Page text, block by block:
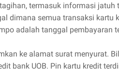
termasuk informasi jatuh
dimana semua transaksi kartu
adalah tanggal pembayaran
ke alamat surat menyurat.
bank UOB. Pin kartu kredit